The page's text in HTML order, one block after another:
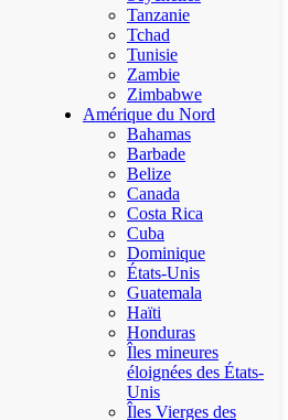
Tanzanie
Tchad
Tunisie
Zambie
Zimbabwe
Amérique du Nord
Bahamas
Barbade
Belize
Canada
Costa Rica
Cuba
Dominique
États-Unis
Guatemala
Haïti
Honduras
Îles mineures
éloignées des États-
Unis
Îles Vierges des